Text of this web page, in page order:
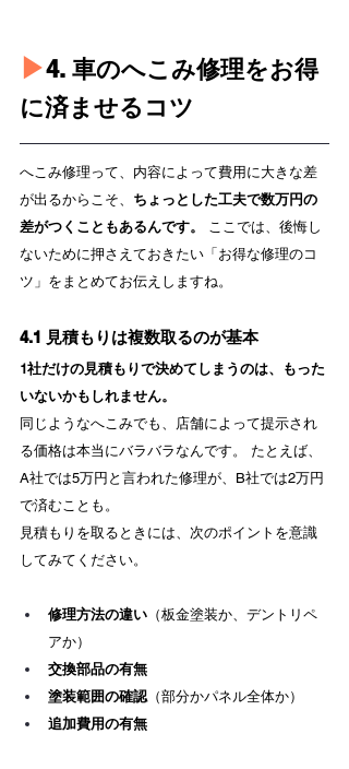
▶︎4. 車のへこみ修理をお得
に済ませるコツ
へこみ修理って、内容によって費用に大きな差
が出るからこそ、 ちょっとした工夫で数万円の
差がつくこともあるんです。
ここでは、後悔し
ないために押さえておきたい「お得な修理のコ
ツ」をまとめてお伝えしますね。
4.1 見積もりは複数取るのが基本
1社だけの見積もりで決めてしまうのは、もった
いないかもしれません。
同じようなへこみでも、店舗によって提示され
る価格は本当にバラバラなんです。 たとえば、
A社では5万円と言われた修理が、B社では2万円
で済むことも。
見積もりを取るときには、次のポイントを意識
してみてください。
修理方法の違い （板金塗装か、デントリペ
アか）
交換部品の有無
塗装範囲の確認（部分かパネル全体か）
追加費用の有無